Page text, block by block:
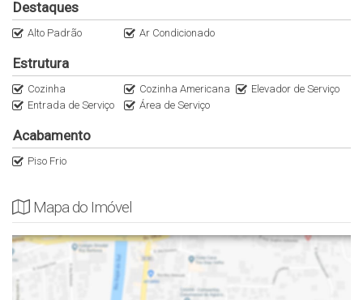
- 5 min do Pé de Manga Restaurante
- 5 min do Olívio Bar e Gastronomia
- 11 min do Parque Villa Lobos
- 12 min das Avenidas Paulista e Av. Faria Lima
Anuncie seu imóvel conosco
As informações estão sujeitas a alterações sem aviso prévio,
consulte o corretor responsável.
Destaques
Alto Padrão Ar Condicionado
Estrutura
Cozinha Cozinha Americana
Elevador de Serviço
Entrada de Serviço
Área de Serviço
Acabamento
Piso Frio
Mapa do Imóvel